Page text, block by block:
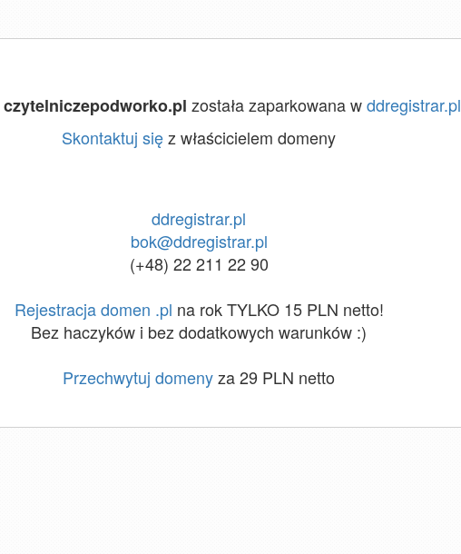
czytelniczepodworko.pl została zaparkowana wddregistrar.pl
Skontaktuj sięz właścicielem domeny
ddregistrar.pl
bok@ddregistrar.pl
(+48) 22 211 22 90
Rejestracja domen .pl na rok TYLKO 15 PLN netto!
Bez haczyków i bez dodatkowych warunków :)
Przechwytuj domenyza 29 PLN netto